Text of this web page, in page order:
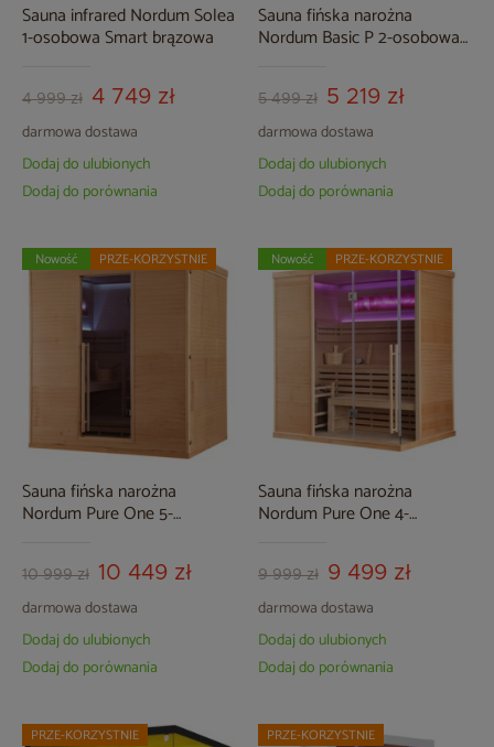
Sauna infrared Nordum Solea
1-osobowa Smart brązowa
4 999 zł 4 749 zł
darmowa dostawa
Dodaj do ulubionych
Dodaj do porównania
Sauna fińska narożna
Nordum Basic P 2-osobowa
5 499 zł 5 219 zł
darmowa dostawa
Dodaj do ulubionych
Dodaj do porównania
Sauna fińska narożna
Nordum Pure One 5-
10 999 zł 10 449 zł
darmowa dostawa
Nowość PRZE-KORZYSTNIE
Dodaj do ulubionych
Dodaj do porównania
Sauna fińska narożna
Nordum Pure One 4-
9 999 zł 9 499 zł
darmowa dostawa
Nowość PRZE-KORZYSTNIE
Dodaj do ulubionych
Dodaj do porównania
PRZE-KORZYSTNIE PRZE-KORZYSTNIE